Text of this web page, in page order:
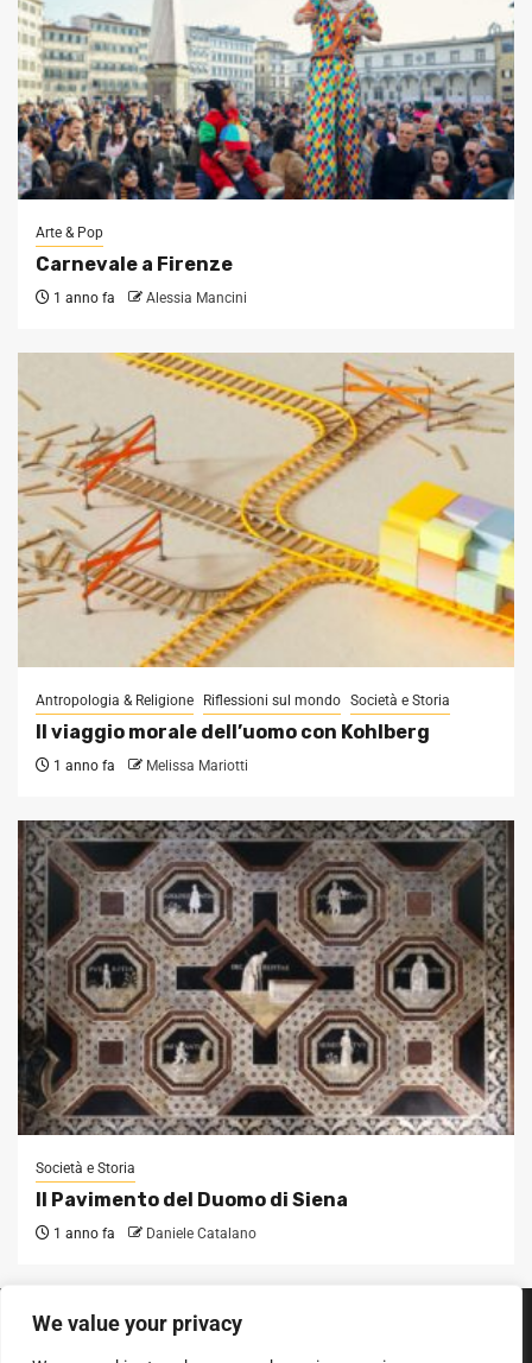
We value your privacy
Arte & Pop
Carnevale a Firenze
1 anno fa Alessia Mancini
Antropologia & Religione Riflessioni sul mondo Società e Storia
Il viaggio morale dell’uomo con Kohlberg
1 anno fa Melissa Mariotti
Società e Storia
Il Pavimento del Duomo di Siena
1 anno fa Daniele Catalano
SEGUICI SUI SOCIAL